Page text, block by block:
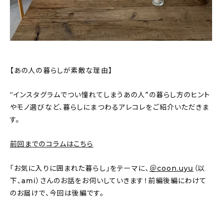
daily mukuri/ アイテム
新着記事
日用品
キッチン
【あの人の暮らしが素敵な理由】
“インスタグラムでつい憧れてしまうあの人”の暮らし方のヒント
やモノ選びなど、暮らしにまつわるアレコレをご紹介いただきま
す。
前回までのコラムはこちら
「お気に入りに囲まれた暮らし」をテーマに、 ＠coon.uyu （以
下、ami）さんのお話をお伺いしていきます！前編後編にわけて
のお届けで、今回は後編です。